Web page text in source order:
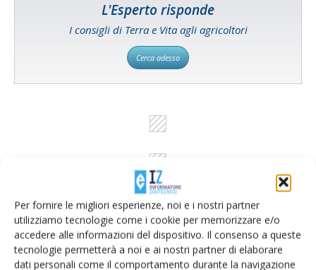
Per fornire le migliori esperienze, noi e i nostri partner
utilizziamo tecnologie come i cookie per memorizzare e/o
accedere alle informazioni del dispositivo. Il consenso a queste
tecnologie permetterà a noi e ai nostri partner di elaborare
dati personali come il comportamento durante la navigazione
L'Esperto risponde
I consigli di Terra e Vita agli agricoltori
Cerca adesso
Rimani aggiornato sul mondo